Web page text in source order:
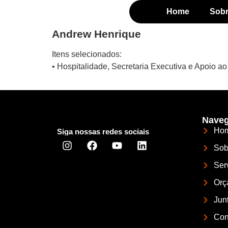
Home
Andrew Henrique
Itens selecionados:
• Hospitalidade, Secretaria Executiva e Apoio ao
Siga nossas redes sociais